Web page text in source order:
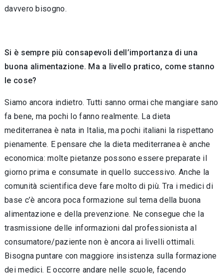
davvero bisogno.
Si è sempre più consapevoli dell’importanza di una
buona alimentazione. Ma a livello pratico, come stanno
le cose?
Siamo ancora indietro. Tutti sanno ormai che mangiare sano
fa bene, ma pochi lo fanno realmente. La dieta
mediterranea è nata in Italia, ma pochi italiani la rispettano
pienamente. E pensare che la dieta mediterranea è anche
economica: molte pietanze possono essere preparate il
giorno prima e consumate in quello successivo. Anche la
comunità scientifica deve fare molto di più. Tra i medici di
base c’è ancora poca formazione sul tema della buona
alimentazione e della prevenzione. Ne consegue che la
trasmissione delle informazioni dal professionista al
consumatore/paziente non è ancora ai livelli ottimali.
Bisogna puntare con maggiore insistenza sulla formazione
dei medici. E occorre andare nelle scuole, facendo